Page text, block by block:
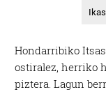
Hondarribiko
ostiralez, herriko
piztera. Lagun